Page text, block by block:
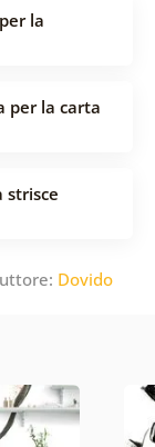
la
per la carta
strisce
Dovido